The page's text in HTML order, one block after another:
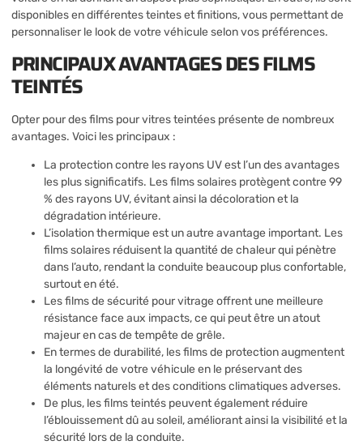
disponibles en différentes teintes et finitions, vous permettant de
personnaliser le look de votre véhicule selon vos préférences.
PRINCIPAUX AVANTAGES DES FILMS
TEINTÉS
Opter pour des films pour vitres teintées présente de nombreux
avantages. Voici les principaux :
La protection contre les rayons UV est l’un des avantages
les plus significatifs. Les films solaires protègent contre 99
% des rayons UV, évitant ainsi la décoloration et la
dégradation intérieure.
L’isolation thermique est un autre avantage important. Les
films solaires réduisent la quantité de chaleur qui pénètre
dans l’auto, rendant la conduite beaucoup plus confortable,
surtout en été.
Les films de sécurité pour vitrage offrent une meilleure
résistance face aux impacts, ce qui peut être un atout
majeur en cas de tempête de grêle.
En termes de durabilité, les films de protection augmentent
la longévité de votre véhicule en le préservant des
éléments naturels et des conditions climatiques adverses.
De plus, les films teintés peuvent également réduire
l’éblouissement dû au soleil, améliorant ainsi la visibilité et la
sécurité lors de la conduite.